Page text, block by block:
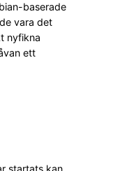
baserade
vara det
nyfikna
ett
startats kan